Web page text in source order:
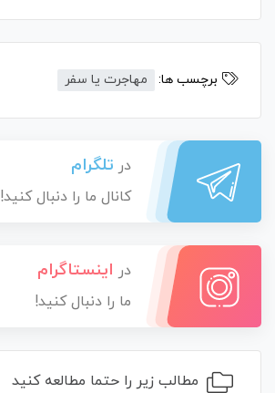
برچسب ها: مهاجرت یا سفر
در تلگرام
کانال ما را دنبال کنید!
در اینستاگرام
ما را دنبال کنید!
مطالب زیر را حتما مطالعه کنید